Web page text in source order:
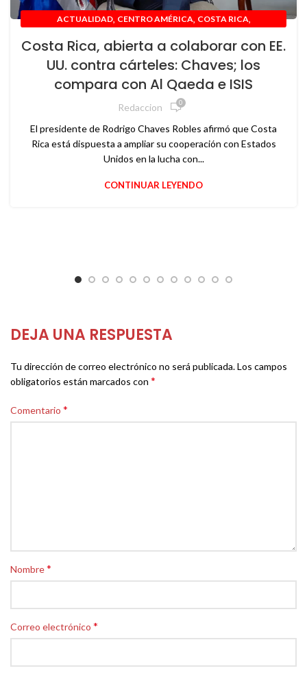
ACTUALIDAD, CENTRO AMÉRICA, COSTA RICA,
NOTICIAS,POLÍTICA,USA
Costa Rica, abierta a colaborar con EE.
UU. contra cárteles: Chaves; los
compara con Al Qaeda e ISIS
Redaccion 0
El presidente de Rodrigo Chaves Robles afirmó que Costa
Rica está dispuesta a ampliar su cooperación con Estados
Unidos en la lucha con...
CONTINUAR LEYENDO
DEJA UNA RESPUESTA
Tu dirección de correo electrónico no será publicada.Los campos
obligatorios están marcados con *
Comentario *
Nombre*
Correo electrónico *